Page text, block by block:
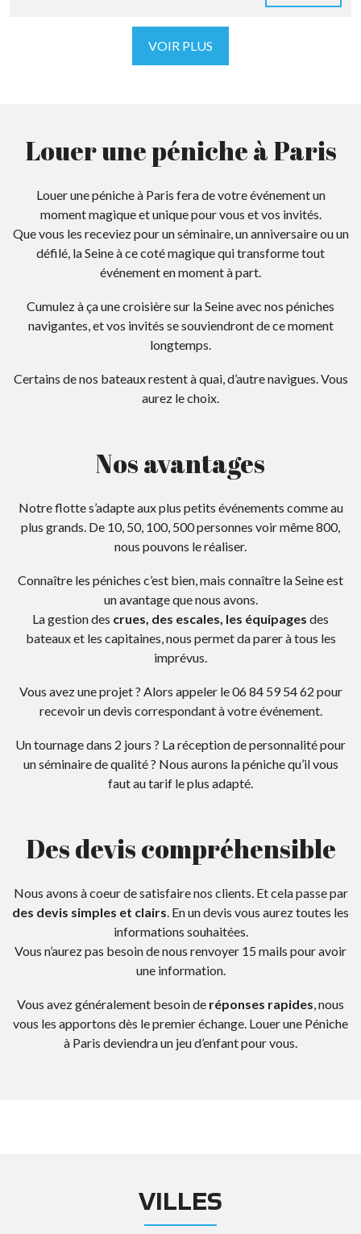
VOIR PLUS
Louer une péniche à Paris
Louer une péniche à Paris fera de votre événement un
moment magique et unique pour vous et vos invités.
Que vous les receviez pour un séminaire, un anniversaire ou un
défilé, la Seine à ce coté magique qui transforme tout
événement en moment à part.
Cumulez à ça une croisière sur la Seine avec nos péniches
navigantes, et vos invités se souviendront de ce moment
longtemps.
Certains de nos bateaux restent à quai, d’autre navigues. Vous
aurez le choix.
Nos avantages
Notre flotte s’adapte aux plus petits événements comme au
plus grands. De 10, 50, 100, 500 personnes voir même 800,
nous pouvons le réaliser.
Connaître les péniches c’est bien, mais connaître la Seine est
un avantage que nous avons.
La gestion des crues, des escales, les équipages des
bateaux et les capitaines, nous permet da parer à tous les
imprévus.
Vous avez une projet ? Alors appeler le 06 84 59 54 62 pour
recevoir un devis correspondant à votre événement.
Un tournage dans 2 jours ? La réception de personnalité pour
un séminaire de qualité ? Nous aurons la péniche qu’il vous
faut au tarif le plus adapté.
Des devis compréhensible
Nous avons à coeur de satisfaire nos clients. Et cela passe par
des devis simples et clairs. En un devis vous aurez toutes les
informations souhaitées.
Vous n’aurez pas besoin de nous renvoyer 15 mails pour avoir
une information.
Vous avez généralement besoin de réponses rapides, nous
vous les apportons dès le premier échange. Louer une Péniche
à Paris deviendra un jeu d’enfant pour vous.
VILLES